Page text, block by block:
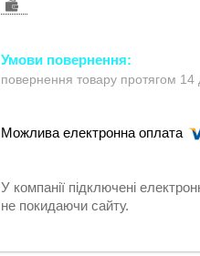
повернення товару протягом 14
У компанії підключені
не покидаючи сайту.